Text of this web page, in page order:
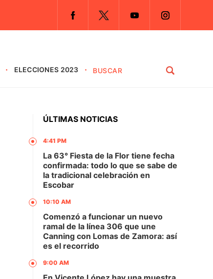
ELECCIONES 2023
ÚLTIMAS NOTICIAS
4:41 PM
La 63° Fiesta de la Flor tiene fecha
confirmada: todo lo que se sabe de
la tradicional celebración en
Escobar
10:10 AM
Comenzó a funcionar un nuevo
ramal de la línea 306 que une
Canning con Lomas de Zamora: así
es el recorrido
9:00 AM